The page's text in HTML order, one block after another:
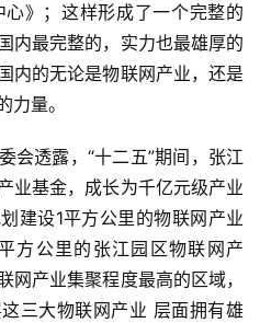
》；这样形成了一个完整的
内最完整的，实力也最雄厚的
内的无论是物联网产业，还是
量。
透露，“十二五”期间，张江
业基金，成长为千亿元级产业
建设1平方公里的物联网产业
方公里的张江园区物联网产
网产业集聚程度最高的区域，
三大物联网产业 层面拥有雄